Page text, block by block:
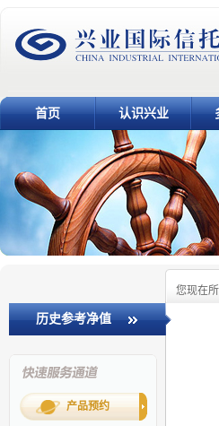
首页 认识兴业
您现在所
历史参考净值
产品预约